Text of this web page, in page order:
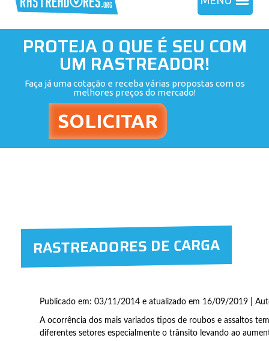
PROTEJA O QUE É SEU COM
UM RASTREADOR!
Faça já uma cotação e receba várias propostas com os
melhores preços do mercado!
RASTREADORES DE CARGA
Publicado em: 03/11/2014 e atualizado em 16/09/2019 |
A ocorrência dos mais variados tipos de roubos e assaltos
diferentes setores especialmente o trânsito levando ao